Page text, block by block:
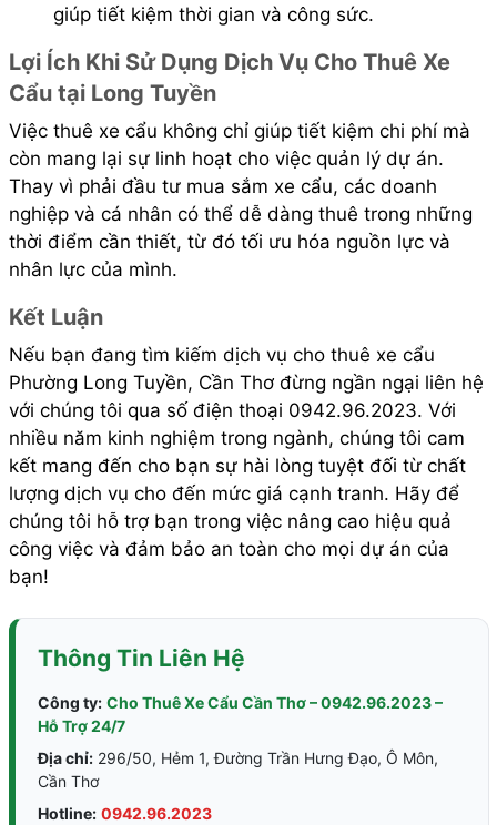
giúp tiết kiệm thời gian và công sức.
Lợi Ích Khi Sử Dụng Dịch Vụ Cho Thuê Xe
Cẩu tại Long Tuyền
Việc thuê xe cẩu không chỉ giúp tiết kiệm chi phí mà
còn mang lại sự linh hoạt cho việc quản lý dự án.
Thay vì phải đầu tư mua sắm xe cẩu, các doanh
nghiệp và cá nhân có thể dễ dàng thuê trong những
thời điểm cần thiết, từ đó tối ưu hóa nguồn lực và
nhân lực của mình.
Kết Luận
Nếu bạn đang tìm kiếm dịch vụ cho thuê xe cẩu
Phường Long Tuyền, Cần Thơ đừng ngần ngại liên hệ
với chúng tôi qua số điện thoại 0942.96.2023. Với
nhiều năm kinh nghiệm trong ngành, chúng tôi cam
kết mang đến cho bạn sự hài lòng tuyệt đối từ chất
lượng dịch vụ cho đến mức giá cạnh tranh. Hãy để
chúng tôi hỗ trợ bạn trong việc nâng cao hiệu quả
công việc và đảm bảo an toàn cho mọi dự án của
bạn!
Thông Tin Liên Hệ
Công ty: Cho Thuê Xe Cẩu Cần Thơ – 0942.96.2023 –
Hỗ Trợ 24/7
Địa chỉ:296/50, Hẻm 1, Đường Trần Hưng Đạo, Ô Môn,
Cần Thơ
Hotline: 0942.96.2023